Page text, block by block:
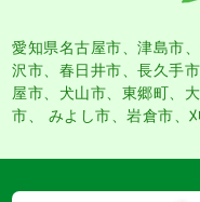
愛知県名古屋市 、津島市 、
沢市、春日井市、長久手
屋市、犬山市、東郷町、
市、 みよし市、岩倉市、